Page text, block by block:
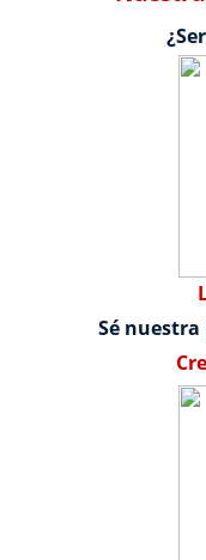
Sé